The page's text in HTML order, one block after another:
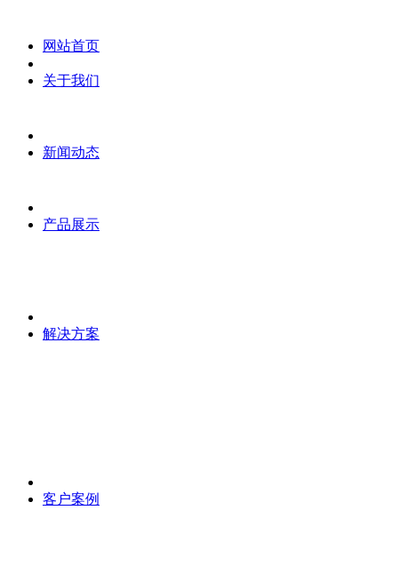
网站首页
关于我们
新闻动态
产品展示
解决方案
客户案例